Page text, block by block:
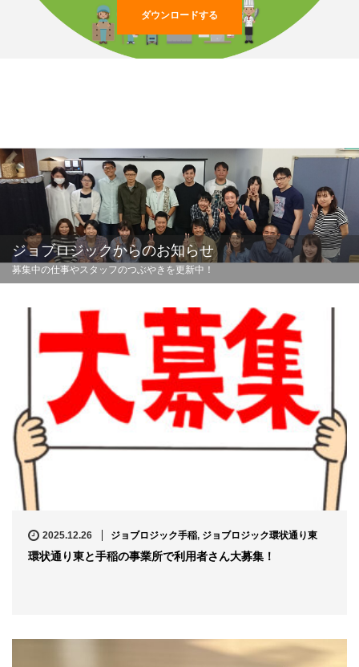
ダウンロードする
ジョブロジックからのお知らせ
募集中の仕事やスタッフのつぶやきを更新中！
2025.12.26 ジョブロジック手稲, ジョブロジック環状通り東
環状通り東と手稲の事業所で利用者さん大募集！